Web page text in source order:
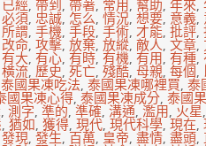
已經, 帶到,帶著, 常用, 幫助, 年來,
必須, 忠誠, 怎么, 情況, 想要, 意義,
所謂, 手機, 手段, 手術, 才能, 批評,
改命, 攻擊, 放棄, 放縱, 敵人, 文章,
有大, 有心, 有時, 有機, 有用, 有種,
橫流, 歷史, 死亡, 殘酷, 母親, 每個,
泰國果凍吃法, 泰國果凍哪裡買,泰
國果凍心得,泰國果凍成分, 泰國
,測字,準的,準確,溝通,濫用,火星,
, 猶如, 獲得, 現代, 現代科學,現在,
發現, 發生,百萬,皇帝,盡情, 盡頭,